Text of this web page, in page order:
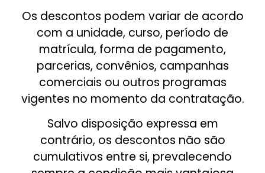
Os descontos podem variar de acordo
com a unidade, curso, período de
matrícula, forma de pagamento,
parcerias, convênios, campanhas
comerciais ou outros programas
vigentes no momento da contratação.
Salvo disposição expressa em
contrário, os descontos não são
cumulativos entre si, prevalecendo